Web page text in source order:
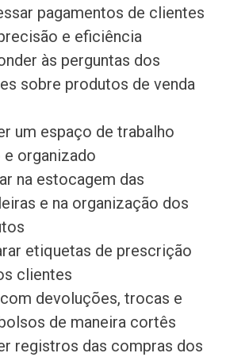
pagamentos de clientes
e eficiência
às perguntas dos
sobre produtos de venda
um espaço de trabalho
e organizado
na estocagem das
e na organização dos
etiquetas de prescrição
clientes
devoluções, trocas e
de maneira cortês
registros das compras dos